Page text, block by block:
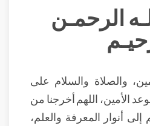
الرحمـن
والصلاة والسلام على
الأمين، اللهم أخرجنا من
أنوار المعرفة والعلم،